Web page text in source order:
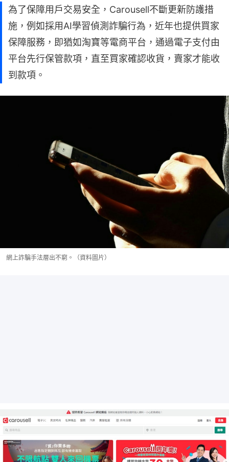
為了保障用戶交易安全，Carousell不斷更新防護措
施，例如採用AI學習偵測詐騙行為，近年也提供買家
保障服務，即猶如淘寶等電商平台，通過電子支付由
平台先行保管款項，直至買家確認收貨，賣家才能收
到款項。
網上詐騙手法層出不窮。（資料圖片）